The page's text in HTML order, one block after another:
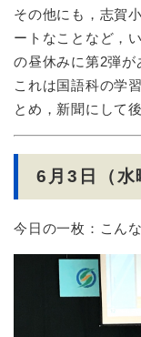
その他にも，志賀
ートなことなど，
の昼休みに第2弾が
これは国語科の学
とめ，新聞にして
6月3日（水
今日の一枚：こん